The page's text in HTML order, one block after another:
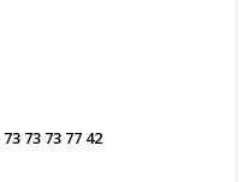
73 73 73 77 42